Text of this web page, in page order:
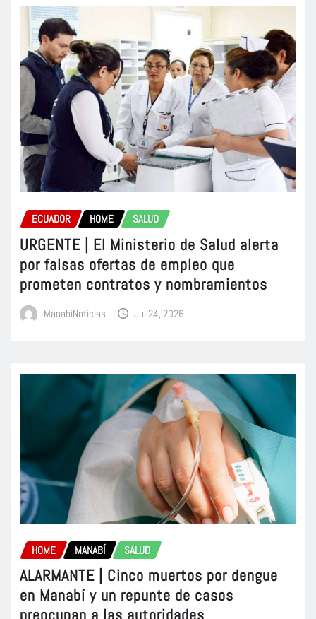
ECUADOR HOME SALUD
URGENTE | El Ministerio de Salud alerta
por falsas ofertas de empleo que
prometen contratos y nombramientos
ManabiNoticias Jul 24, 2026
HOME MANABÍ SALUD
ALARMANTE | Cinco muertos por dengue
en Manabí y un repunte de casos
preocupan a las autoridades